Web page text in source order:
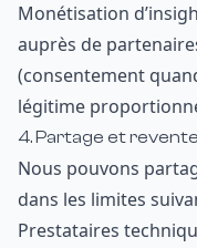
Monétisation
auprès de
(consentement
légitime
4. Partage et
Nous pouvons
dans les limites
Prestataires